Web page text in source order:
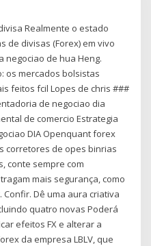
Realmente o estado
de divisas (Forex) em vivo
negociao de hua Heng.
os mercados bolsistas
feitos fcil Lopes de chris ###
de negociao dia
de comercio Estrategia
DIA Openquant forex
corretores de opes binrias
conte sempre com
mais segurança, como
Dê uma aura criativa
quatro novas Poderá
efeitos FX e alterar a
da empresa LBLV, que